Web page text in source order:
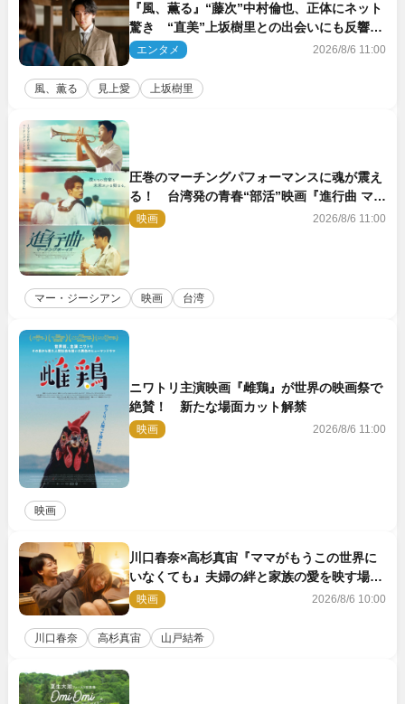
『風、薫る』“藤次”中村倫也、正体にネット
驚き “直美”上坂樹里との出会いにも反響
「力になってくれそう」「仲良くしなよ！」
エンタメ 2026/8/6 11:00
風、薫る 見上愛 上坂樹里
圧巻のマーチングパフォーマンスに魂が震え
る！ 台湾発の青春“部活”映画『進行曲 マー
チングボーイズ』予告解禁
映画 2026/8/6 11:00
マー・ジーシアン 映画 台湾
ニワトリ主演映画『雌鶏』が世界の映画祭で
絶賛！ 新たな場面カット解禁
映画 2026/8/6 11:00
映画
川口春奈×高杉真宙『ママがもうこの世界に
いなくても』夫婦の絆と家族の愛を映す場面
写真公開
映画 2026/8/6 10:00
川口春奈 高杉真宙 山戸結希